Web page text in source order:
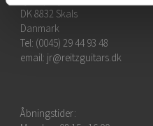
DK 8832 Skals
Danmark
Tel: (0045) 29 44 93 48
email: jr@reitzguitars.dk
Åbningstider: